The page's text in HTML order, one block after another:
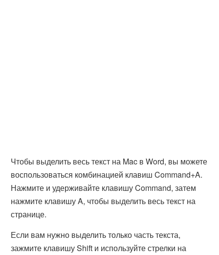
Чтобы выделить весь текст на Mac в Word, вы можете
воспользоваться комбинацией клавиш Command+A.
Нажмите и удерживайте клавишу Command, затем
нажмите клавишу A, чтобы выделить весь текст на
странице.
Если вам нужно выделить только часть текста,
зажмите клавишу Shift и используйте стрелки на